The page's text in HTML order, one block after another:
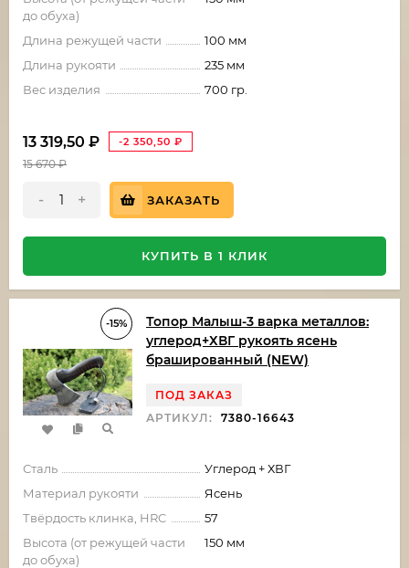
до обуха)
Длина режущей части
100 мм
Длина рукояти
235 мм
Вес изделия
700 гр.
13 319,50 ₽ -2 350,50 ₽
15 670₽
- + ЗАКАЗАТЬ
КУПИТЬ В 1 КЛИК
-15%
Топор Малыш-3 варка металлов:
углерод+ХВГ рукоять ясень
брашированный (NEW)
ПОД ЗАКАЗ
АРТИКУЛ:
7380-16643
Сталь
Углерод + ХВГ
Материал рукояти
Ясень
Твёрдость клинка, HRC
57
Высота (от режущей части
до обуха)
150 мм